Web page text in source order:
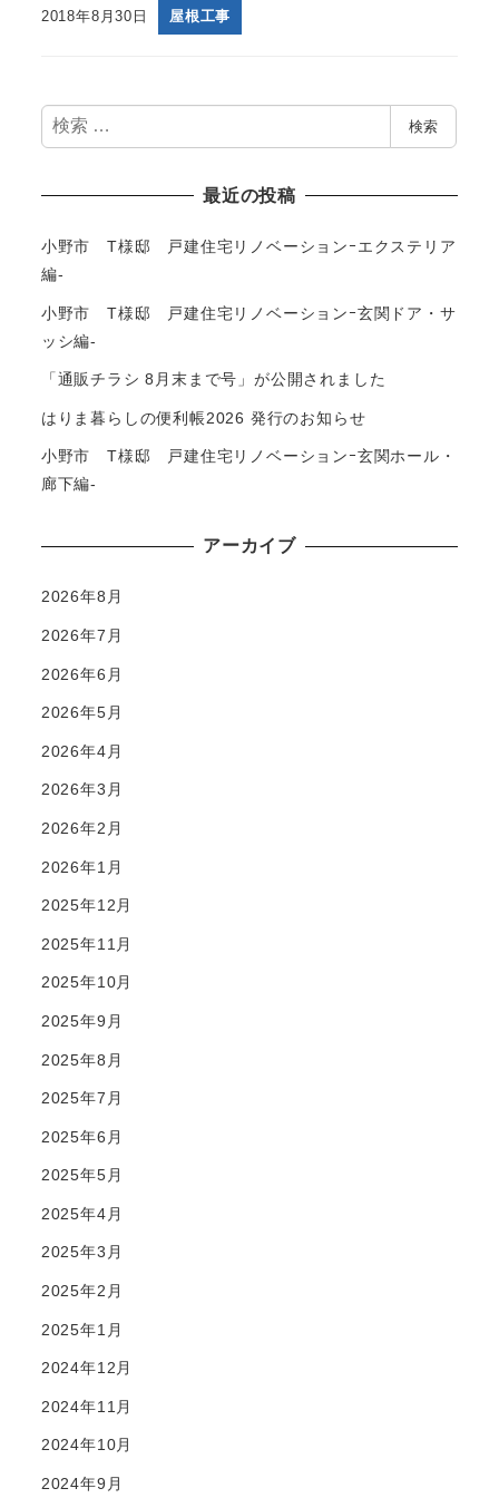
2018年8月30日 屋根工事
検
索
検索
最近の投稿
小野市 T様邸 戸建住宅リノベーションｰエクステリア
編-
小野市 T様邸 戸建住宅リノベーションｰ玄関ドア・サ
ッシ編-
「通販チラシ 8月末まで号」が公開されました
はりま暮らしの便利帳2026 発行のお知らせ
小野市 T様邸 戸建住宅リノベーションｰ玄関ホール・
廊下編-
アーカイブ
2026年8月
2026年7月
2026年6月
2026年5月
2026年4月
2026年3月
2026年2月
2026年1月
2025年12月
2025年11月
2025年10月
2025年9月
2025年8月
2025年7月
2025年6月
2025年5月
2025年4月
2025年3月
2025年2月
2025年1月
2024年12月
2024年11月
2024年10月
2024年9月